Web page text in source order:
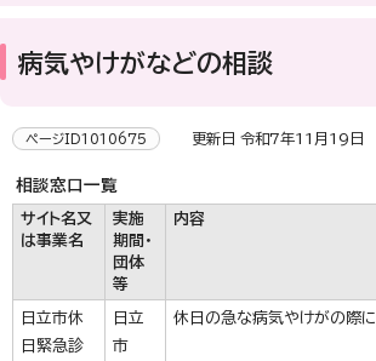
病気やけがなどの相談
ページID1010675 更新日 令和7年11月19日
相談窓口一覧
サイト名又
は事業名
実施
期間・
団体
等
内容
日立市休
日緊急診
日立
市
休日の急な病気やけがの際に